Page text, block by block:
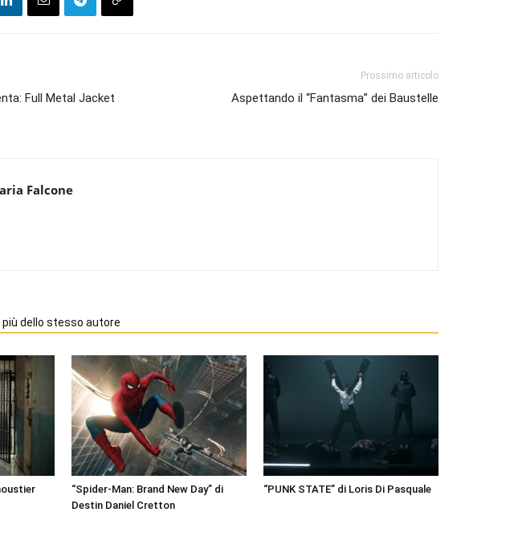
Full Metal Jacket
Prossimo articolo
Aspettando il “Fantasma” dei Baustelle
Falcone
più dello stesso autore
“Spider-Man: Brand New Day” di
Destin Daniel Cretton
“PUNK STATE” di Loris Di Pasquale